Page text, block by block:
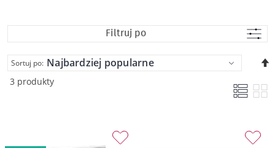
Filtruj po
3 produkty
Sortuj po: